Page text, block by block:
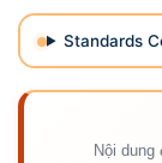
Standards
Nội